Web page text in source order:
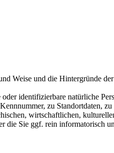
Weise und die Hintergründe
identifizierbare natürliche
zu Standortdaten,
wirtschaftlichen,
Sie ggf. rein informatorisch